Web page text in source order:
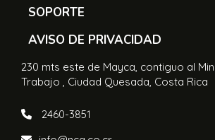
SOPORTE
AVISO DE PRIVACIDAD
230 mts este de Mayca, contiguo al
Trabajo , Ciudad Quesada, Costa Rica
2460-3851